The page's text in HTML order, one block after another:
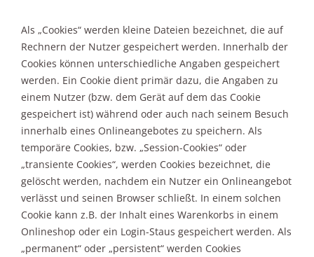
Als „Cookies“ werden kleine Dateien bezeichnet, die auf
Rechnern der Nutzer gespeichert werden. Innerhalb der
Cookies können unterschiedliche Angaben gespeichert
werden. Ein Cookie dient primär dazu, die Angaben zu
einem Nutzer (bzw. dem Gerät auf dem das Cookie
gespeichert ist) während oder auch nach seinem Besuch
innerhalb eines Onlineangebotes zu speichern. Als
temporäre Cookies, bzw. „Session-Cookies“ oder
„transiente Cookies“, werden Cookies bezeichnet, die
gelöscht werden, nachdem ein Nutzer ein Onlineangebot
verlässt und seinen Browser schließt. In einem solchen
Cookie kann z.B. der Inhalt eines Warenkorbs in einem
Onlineshop oder ein Login-Staus gespeichert werden. Als
„permanent“ oder „persistent“ werden Cookies